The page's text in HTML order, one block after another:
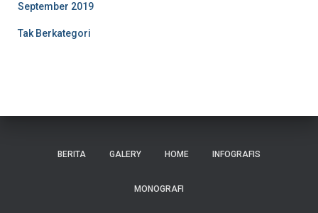
September 2019
Tak Berkategori
BERITA GALERY HOME INFOGRAFIS
MONOGRAFI